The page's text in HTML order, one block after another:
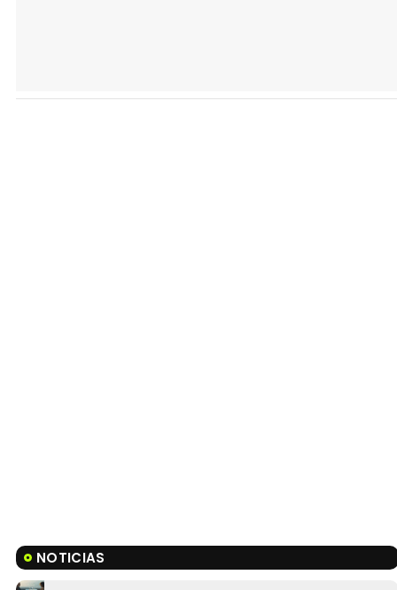
NOTICIAS